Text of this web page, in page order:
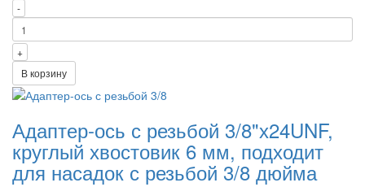
-
+
В корзину
Адаптер-ось с резьбой 3/8"х24UNF,
круглый хвостовик 6 мм, подходит
для насадок с резьбой 3/8 дюйма